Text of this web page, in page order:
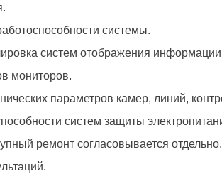
системы.
систем отображения
мониторов.
параметров камер, линий,
систем защиты
ремонт согласовывается отдельно.